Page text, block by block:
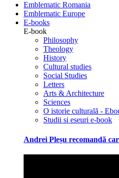
Emblematic Romania
Emblematic Europe
E-books
E-book
Philosophy
Theology
History
Cultural studies
Social Studies
Letters
Arts & Architecture
Sciences
O istorie culturală -
Studii si eseuri e-book
Andrei Pleșu recomandă